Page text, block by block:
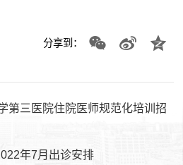
分享到：
第三医院住院医师规范化培训招
年7月出诊安排